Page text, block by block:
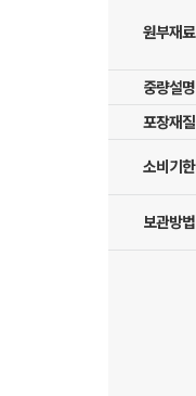
원부재료
중량설명
포장재질
소비기한
보관방법